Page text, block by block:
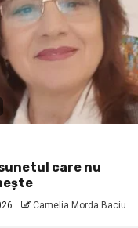
care nu
Camelia Morda Baciu